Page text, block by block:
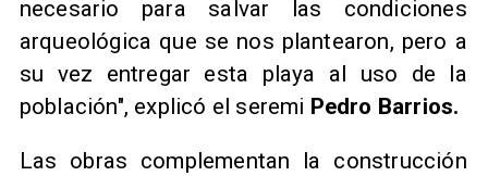
necesario para salvar las condiciones
arqueológica que se nos plantearon, pero a
su vez entregar esta playa al uso de la
población", explicó el seremi Pedro Barrios.
Las obras complementan la construcción